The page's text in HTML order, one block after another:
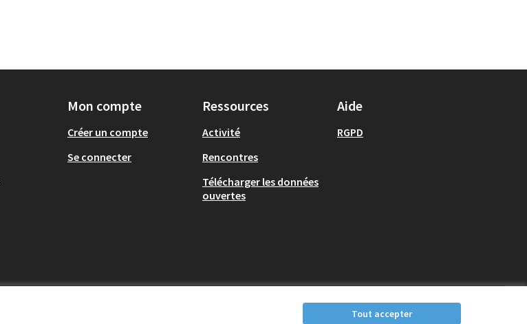
Tout accepter
Mon compte
Créer un compte
Se connecter
Ressources
Activité
Rencontres
Télécharger les données
ouvertes
Aide
RGPD